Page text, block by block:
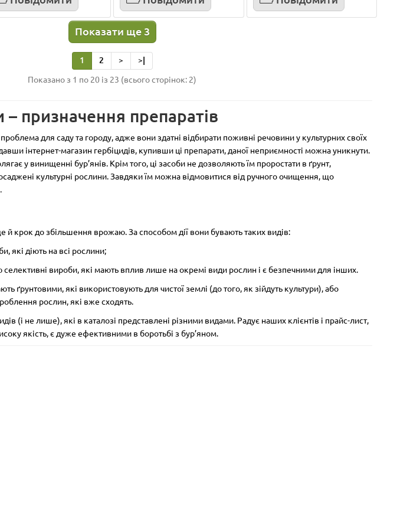
гербіциди
Клас токсичності:3
(малотоксичні)
549.00 грн
Клас токсичності:3
Показати ще 3
1 2 > >|
Показано з 1 по 20 із 23 (всього сторінок: 2)
– призначення препаратів
для саду та городу, адже вони здатні відбирати поживні речовини у культурних своїх
інтернет-магазин гербіцидів, купивши ці препарати, даної неприємності можна уникнути.
у винищенні бур’янів. Крім того, ці засоби не дозволяють їм проростати в ґрунт,
культурні рослини. Завдяки їм можна відмовитися від ручного очищення, що
й крок до збільшення врожаю. За способом дії вони бувають таких видів:
які діють на всі рослини;
вироби, які мають вплив лише на окремі види рослин і є безпечними для інших.
ґрунтовими, які використовують для чистої землі (до того, як зійдуть культури), або
рослин, які вже сходять.
(і не лише), які в каталозі представлені різними видами. Радує наших клієнтів і прайс-лист,
якість, є дуже ефективними в боротьбі з бур’яном.